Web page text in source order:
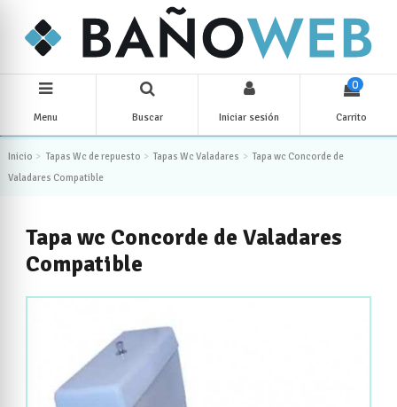
Menu Buscar Iniciar sesión
0
Carrito
Inicio Tapas Wc de repuesto Tapas Wc Valadares
Tapa wc Concorde de
Valadares Compatible
Tapa wc Concorde de Valadares
Compatible